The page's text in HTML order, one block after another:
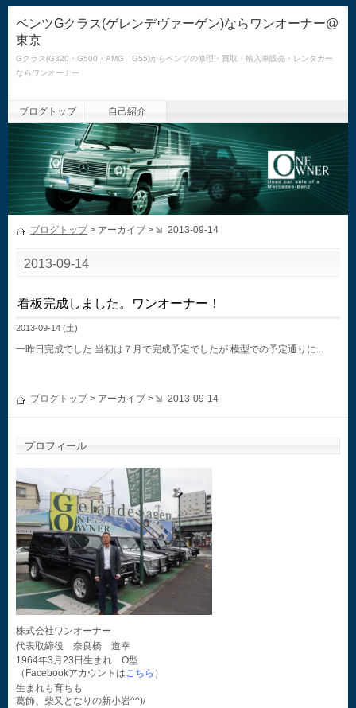
ベンツGクラス(ゲレンデヴァーゲン)ならワンオーナー@
東京
Gクラス(G320・G500・AMG G55)からベンツの修理・買取・輸入車販売・レンタカー
ならワンオーナー
ブログトップ 自己紹介
ブログトップ> アーカイブ > 2013-09-14
2013-09-14
看板完成しました。ワンオーナー！
2013-09-14 (土)
一昨日完成でした 当初は７月で完成予定でしたが 模型での予定通りに...
ブログトップ> アーカイブ > 2013-09-14
プロフィール
株式会社ワンオーナー
代表取締役 奈良橋 道幸
1964年3月23日生まれ O型
（Facebookアカウントはこちら ）
生まれも育ちも
葛飾、柴又となりの新小岩^^)/